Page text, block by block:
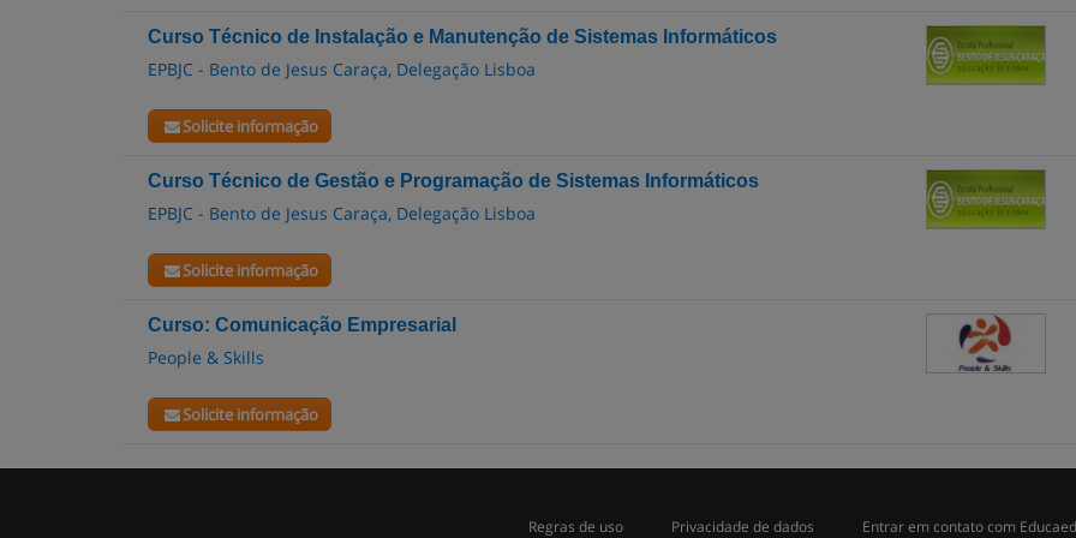
Curso Técnico de Instalação e Manutenção de Sistemas Informáticos
EPBJC - Bento de Jesus Caraça, Delegação Lisboa
Solicite informação
Curso Técnico de Gestão e Programação de Sistemas Informáticos
EPBJC - Bento de Jesus Caraça, Delegação Lisboa
Solicite informação
Curso: Comunicação Empresarial
People & Skills
Solicite informação
Regras de uso Privacidade de dados Entrar em contato com